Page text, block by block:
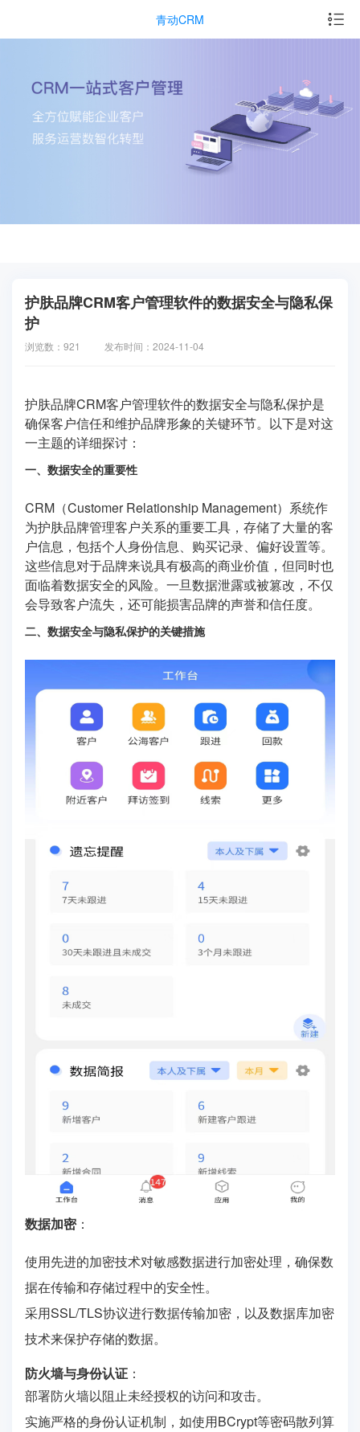
青动CRM
护肤品牌CRM客户管理软件的数据安全与隐私保
护
浏览数：921 发布时间：2024-11-04
护肤品牌CRM客户管理软件的数据安全与隐私保护是
确保客户信任和维护品牌形象的关键环节。以下是对这
一主题的详细探讨：
一、数据安全的重要性
CRM（Customer Relationship Management）系统作
为护肤品牌管理客户关系的重要工具，存储了大量的客
户信息，包括个人身份信息、购买记录、偏好设置等。
这些信息对于品牌来说具有极高的商业价值，但同时也
面临着数据安全的风险。一旦数据泄露或被篡改，不仅
会导致客户流失，还可能损害品牌的声誉和信任度。
二、数据安全与隐私保护的关键措施
数据加密：
使用先进的加密技术对敏感数据进行加密处理，确保数
据在传输和存储过程中的安全性。
采用SSL/TLS协议进行数据传输加密，以及数据库加密
技术来保护存储的数据。
防火墙与身份认证 ：
部署防火墙以阻止未经授权的访问和攻击。
实施严格的身份认证机制，如使用BCrypt等密码散列算